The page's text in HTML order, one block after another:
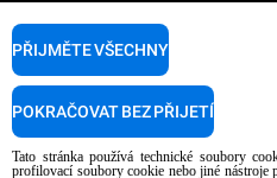
Čisticí prostředky pro ruční mytí
Úprava vody pryskyřičnými filtry
Úprava vody reverzní osmózou
Naše pobočky po celém světě
PODPORA
Najděte Servisní Střediska
Tato stránka používá technické soubory
profilovací soubory cookie nebo jiné nástroje
PŘIJMĚTE VŠECHNY
POKRAČOVAT BEZ PŘIJETÍ